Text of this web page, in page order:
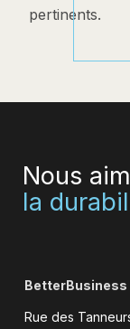
pertinents.
Nous
la
BetterBusiness
Rue des